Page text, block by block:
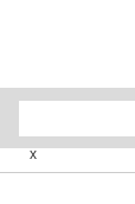
x